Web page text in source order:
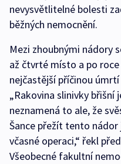
nevysvětlitelné bolesti
běžných nemocnění.
Mezi zhoubnými nádory
až čtvrté místo a po
nejčastější příčinou
„Rakovina slinivky břišní
neznamená to ale, že
Šance přežít tento nádor
včasné operaci,“ řekl
Všeobecné fakultní